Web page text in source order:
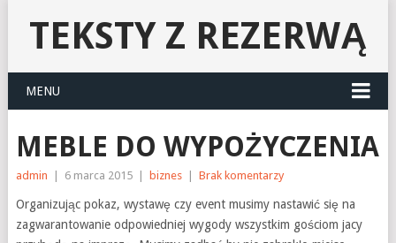
TEKSTY Z REZERWĄ
MENU
MEBLE DO WYPOŻYCZENIA
admin 6 marca 2015 biznes Brak komentarzy
Organizując pokaz, wystawę czy event musimy nastawić się na
zagwarantowanie odpowiedniej wygody wszystkim gościom jacy